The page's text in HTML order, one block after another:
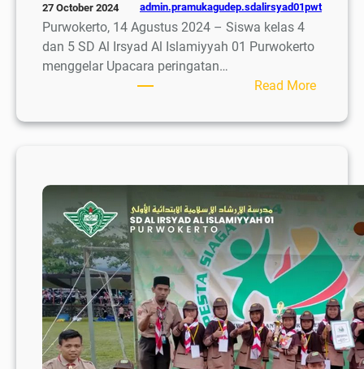
27 October 2024 admin.pramukagudep.sdalirsyad01pwt
Purwokerto, 14 Agustus 2024 – Siswa kelas 4
dan 5 SD Al Irsyad Al Islamiyyah 01 Purwokerto
menggelar Upacara peringatan…
Read More:
2024